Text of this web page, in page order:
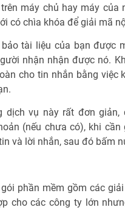
máy chủ hay máy
có chìa khóa để giải mã
tài liệu của bạn được
nhận nhận được nó.
cho tin nhắn bằng việc
dịch vụ này rất đơn giản,
(nếu chưa có), khi
và lời nhắn, sau đó bấm
phần mềm gồm các
cho các công ty lớn